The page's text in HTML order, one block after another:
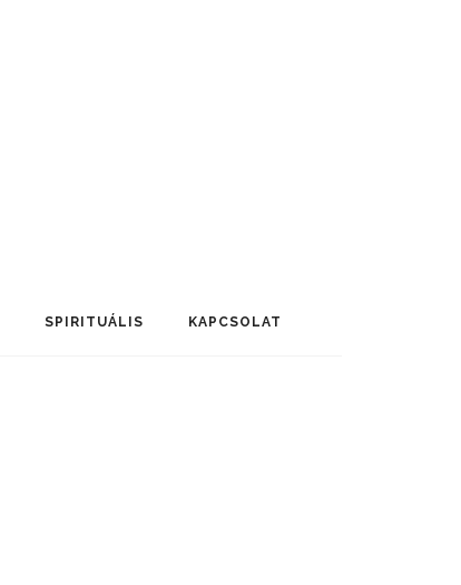
SPIRITUÁLIS KAPCSOLAT